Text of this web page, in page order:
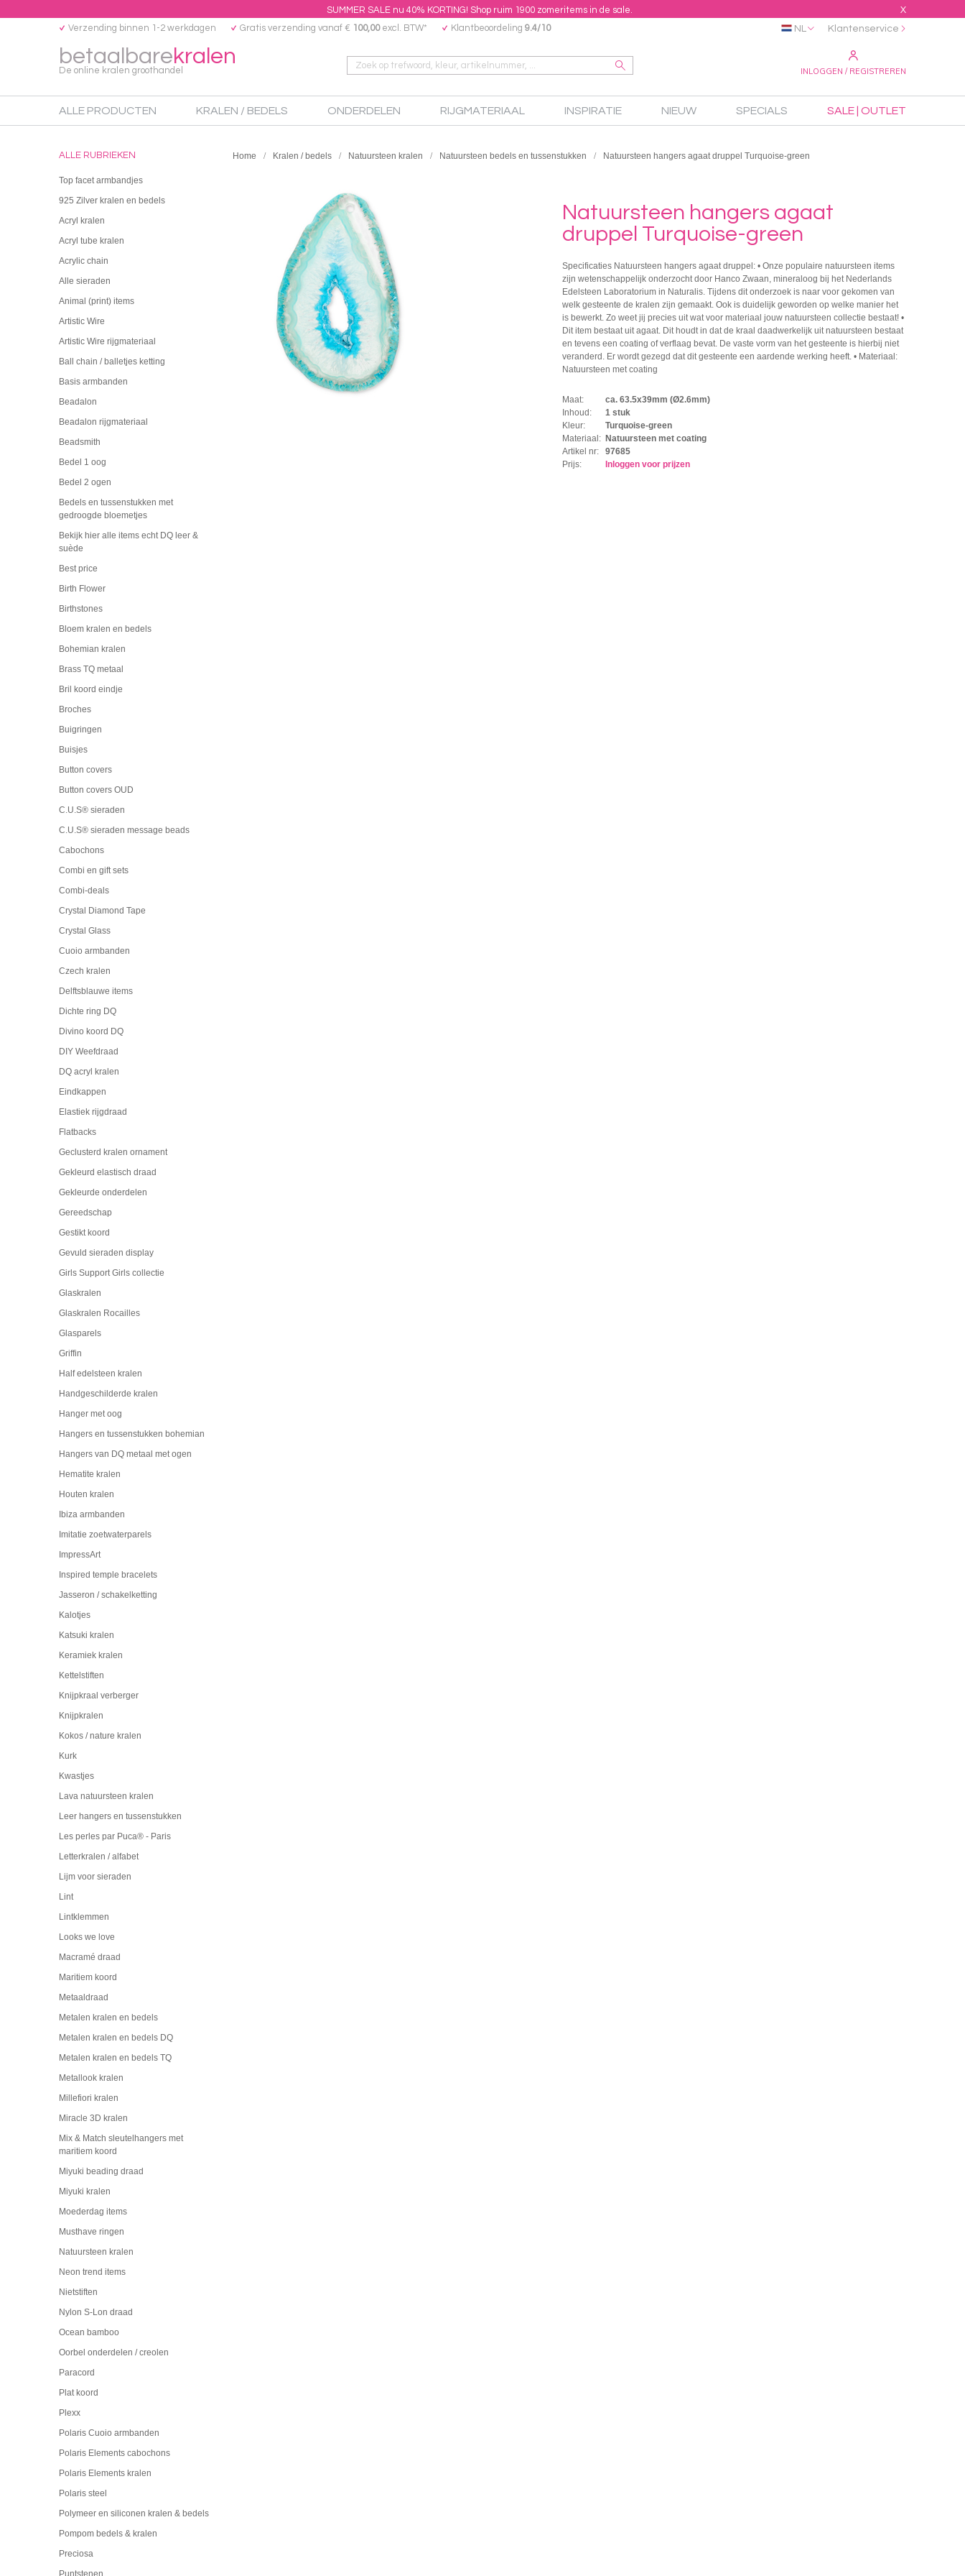
SUMMER SALE nu 40% KORTING! Shop ruim 1900 zomeritems in de sale. X
betaalbarekralen
De online kralen groothandel
Verzending binnen 1-2 werkdagen Gratis verzending vanaf € 100,00excl. BTW* Klantbeoordeling 9.4/10
INLOGGEN / REGISTREREN
NL Klantenservice
ALLE PRODUCTEN KRALEN / BEDELS ONDERDELEN RIJGMATERIAAL INSPIRATIE NIEUW SPECIALS SALE | OUTLET
ALLE RUBRIEKEN
Top facet armbandjes
925 Zilver kralen en bedels
Acryl kralen
Acryl tube kralen
Acrylic chain
Alle sieraden
Animal (print) items
Artistic Wire
Artistic Wire rijgmateriaal
Ball chain / balletjes ketting
Basis armbanden
Beadalon
Beadalon rijgmateriaal
Beadsmith
Bedel 1 oog
Bedel 2 ogen
Bedels en tussenstukken met
gedroogde bloemetjes
Bekijk hier alle items echt DQ leer &
suède
Best price
Birth Flower
Birthstones
Bloem kralen en bedels
Bohemian kralen
Brass TQ metaal
Bril koord eindje
Broches
Buigringen
Buisjes
Button covers
Button covers OUD
C.U.S® sieraden
C.U.S® sieraden message beads
Cabochons
Combi en gift sets
Combi-deals
Crystal Diamond Tape
Crystal Glass
Cuoio armbanden
Czech kralen
Delftsblauwe items
Dichte ring DQ
Divino koord DQ
DIY Weefdraad
DQ acryl kralen
Eindkappen
Elastiek rijgdraad
Flatbacks
Geclusterd kralen ornament
Gekleurd elastisch draad
Gekleurde onderdelen
Gereedschap
Gestikt koord
Gevuld sieraden display
Girls Support Girls collectie
Glaskralen
Glaskralen Rocailles
Glasparels
Griffin
Half edelsteen kralen
Handgeschilderde kralen
Hanger met oog
Hangers en tussenstukken bohemian
Hangers van DQ metaal met ogen
Hematite kralen
Houten kralen
Ibiza armbanden
Imitatie zoetwaterparels
ImpressArt
Inspired temple bracelets
Jasseron / schakelketting
Kalotjes
Katsuki kralen
Keramiek kralen
Kettelstiften
Knijpkraal verberger
Knijpkralen
Kokos / nature kralen
Kurk
Kwastjes
Lava natuursteen kralen
Leer hangers en tussenstukken
Les perles par Puca® - Paris
Letterkralen / alfabet
Lijm voor sieraden
Lint
Lintklemmen
Looks we love
Macramé draad
Maritiem koord
Metaaldraad
Metalen kralen en bedels
Metalen kralen en bedels DQ
Metalen kralen en bedels TQ
Metallook kralen
Millefiori kralen
Miracle 3D kralen
Mix & Match sleutelhangers met
maritiem koord
Miyuki beading draad
Miyuki kralen
Moederdag items
Musthave ringen
Natuursteen kralen
Neon trend items
Nietstiften
Nylon S-Lon draad
Ocean bamboo
Oorbel onderdelen / creolen
Paracord
Plat koord
Plexx
Polaris Cuoio armbanden
Polaris Elements cabochons
Polaris Elements kralen
Polaris steel
Polymeer en siliconen kralen & bedels
Pompom bedels & kralen
Preciosa
Puntstenen
Home Kralen / bedels Natuursteen kralen Natuursteen bedels en tussenstukken Natuursteen hangers agaat druppel Turquoise-green
Natuursteen hangers agaat
druppel Turquoise-green
Specificaties Natuursteen hangers agaat druppel: • Onze populaire natuursteen items
zijn wetenschappelijk onderzocht door Hanco Zwaan, mineraloog bij het Nederlands
Edelsteen Laboratorium in Naturalis. Tijdens dit onderzoek is naar voor gekomen van
welk gesteente de kralen zijn gemaakt. Ook is duidelijk geworden op welke manier het
is bewerkt. Zo weet jij precies uit wat voor materiaal jouw natuursteen collectie bestaat! •
Dit item bestaat uit agaat. Dit houdt in dat de kraal daadwerkelijk uit natuursteen bestaat
en tevens een coating of verflaag bevat. De vaste vorm van het gesteente is hierbij niet
veranderd. Er wordt gezegd dat dit gesteente een aardende werking heeft. • Materiaal:
Natuursteen met coating
Maat:
ca. 63.5x39mm (Ø2.6mm)
Inhoud:
1 stuk
Kleur:
Turquoise-green
Materiaal: Natuursteen met coating
Artikel nr:
97685
Prijs:
Inloggen voor prijzen